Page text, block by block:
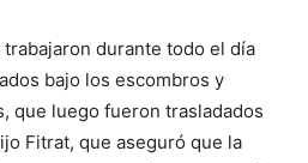
durante todo el día
bajo los escombros y
que luego fueron trasladados
Fitrat, que aseguró que la